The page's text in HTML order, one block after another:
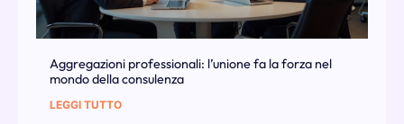
Aggregazioni professionali: l’unione fa la forza nel
mondo della consulenza
LEGGI TUTTO